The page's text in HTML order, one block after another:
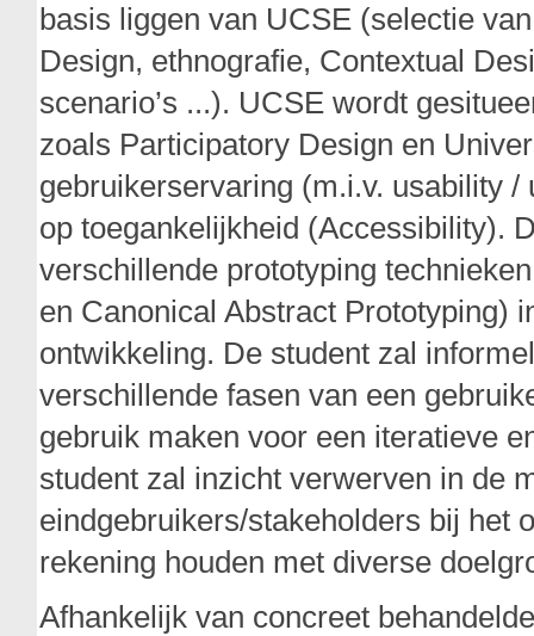
basis liggen van UCSE (selectie
Design, ethnografie, Contextual
scenario’s ...). UCSE wordt
zoals Participatory Design en
gebruikerservaring (m.i.v. usability
op toegankelijkheid (Accessibility).
verschillende prototyping
en Canonical Abstract Prototyping)
ontwikkeling. De student zal
verschillende fasen van een
gebruik maken voor een iteratieve
student zal inzicht verwerven in de
eindgebruikers/stakeholders bij het
rekening houden met diverse
Afhankelijk van concreet